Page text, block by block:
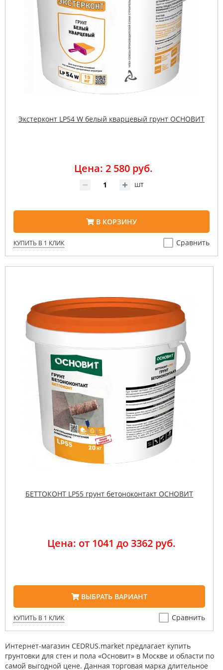
Экстерконт LP54 W белый кварцевый грунт ОСНОВИТ
Цена: 2 580 руб.
шт
В КОРЗИНУ
КУПИТЬ В 1 КЛИК Сравнить
БЕТТОКОНТ LP55 грунт бетоноконтакт ОСНОВИТ
Цена: от 1041 до 3362 руб.
ВЫБРАТЬ ВАРИАНТ
КУПИТЬ В 1 КЛИК Сравнить
Интернет-магазин CEDRUS.market предлагает купить
грунтовки для стен и пола «Основит» в Москве и области по
самой выгодной цене. Данная торговая марка длительное